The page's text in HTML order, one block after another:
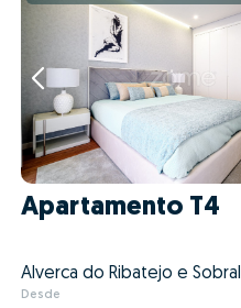
Apartamento T4
Desde